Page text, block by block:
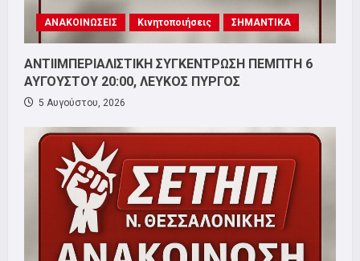
ΑΝΑΚΟΙΝΩΣΕΙΣ Κινητοποιήσεις ΣΗΜΑΝΤΙΚΑ
ΑΝΤΙΙΜΠΕΡΙΑΛΙΣΤΙΚΗ ΣΥΓΚΕΝΤΡΩΣΗ ΠΕΜΠΤΗ 6
ΑΥΓΟΥΣΤΟΥ 20:00, ΛΕΥΚΟΣ ΠΥΡΓΟΣ
5 Αυγούστου, 2026